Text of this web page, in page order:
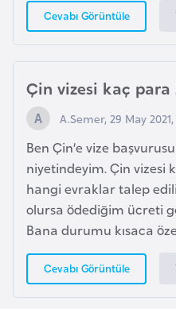
Cevabı Görüntüle
Çin vizesi kaç para
A.Semer, 29 May
Ben Çin’e vize
niyetindeyim. Çin vizesi
hangi evraklar talep
olursa ödediğim ücreti
Bana durumu kısaca
Cevabı Görüntüle
a
t
i
t
a
n
H
l
n